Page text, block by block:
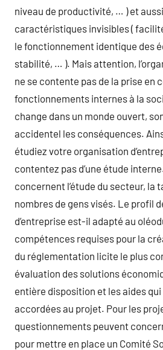
niveau de productivité, … ) et
caractéristiques invisibles (
le fonctionnement identique des
stabilité, … ). Mais attention,
ne se contente pas de la prise en
fonctionnements internes à la
change dans un monde ouvert,
accidentel les conséquences.
étudiez votre organisation
contentez pas d’une étude
concernent l’étude du secteur, la
nombres de gens visés. Le profil
d’entreprise est-il adapté au
compétences requises pour la
du réglementation licite le plus
évaluation des solutions
entière disposition et les aides
accordées au projet. Pour les
questionnements peuvent
pour mettre en place un Comité